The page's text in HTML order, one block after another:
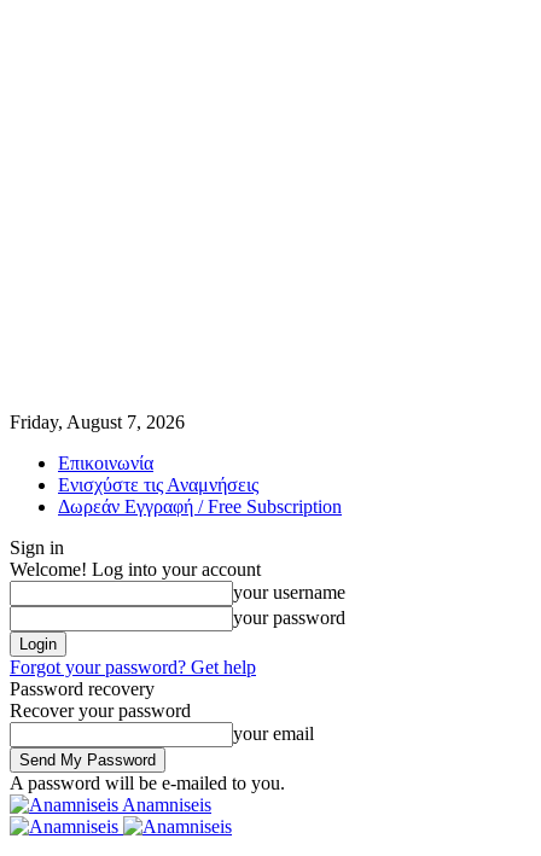
Friday, August 7, 2026
Επικοινωνία
Ενισχύστε τις Αναμνήσεις
Δωρεάν Εγγραφή / Free Subscription
Sign in
Welcome! Log into your account
your username
your password
Forgot your password? Get help
Password recovery
Recover your password
your email
A password will be e-mailed to you.
Anamniseis